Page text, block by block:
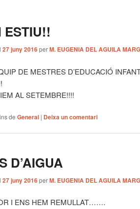
ESTIU!!
27 juny 2016perM. EUGENIA DEL AGUILA
DE MESTRES D’EDUCACIÓ
AL SETEMBRE!!!!
de General | Deixa un comentari
D’AIGUA
27 juny 2016perM. EUGENIA DEL AGUILA
I ENS HEM REMULLAT…….